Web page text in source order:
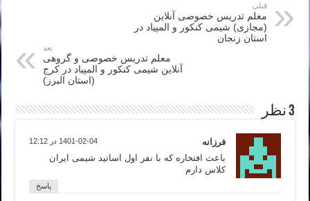
قبلی
معلم تدریس خصوصی آنلاین
(مجازی) شیمی کنکور و المپیاد در
استان زنجان
بعد
معلم تدریس خصوصی و گروهی
آنلاین شیمی کنکور و المپیاد در کرج
(استان البرز)
3 نظر
فرزانه 1401-02-04 در 12:12
باعث افتخاره که با نفر اول اساتید شیمی ایران
کلاس دارم
پاسخ